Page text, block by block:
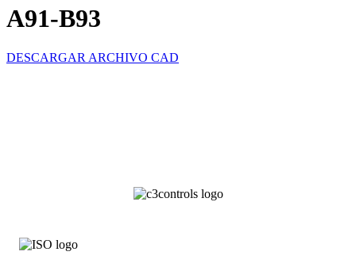
A91-B93
DESCARGAR ARCHIVO CAD